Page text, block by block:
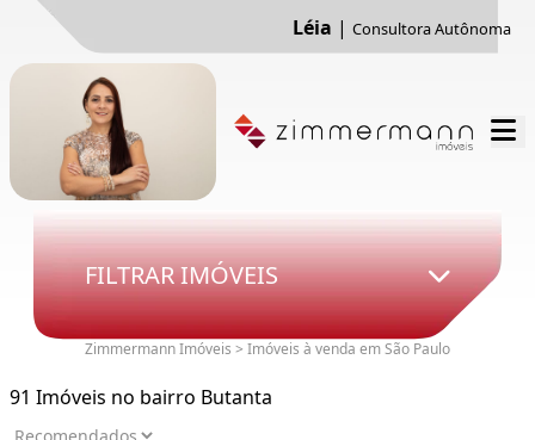
Léia | Consultora Autônoma
FILTRAR IMÓVEIS
Zimmermann Imóveis > Imóveis à venda em São Paulo
91 Imóveis no bairro Butanta